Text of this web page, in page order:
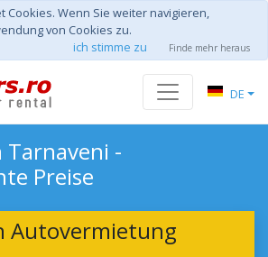
Cookies. Wenn Sie weiter navigieren,
von Cookies zu.
ich stimme zu
Finde mehr heraus
DE
-
Preise
Autovermietung